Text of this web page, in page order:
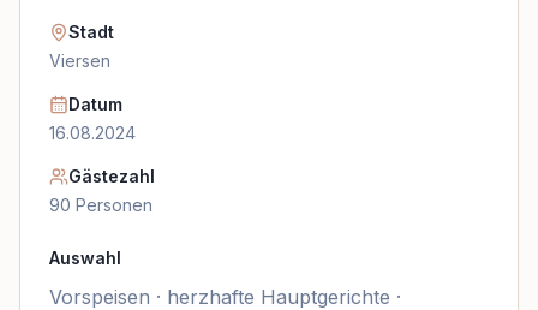
Stadt
Viersen
Datum
16.08.2024
Gästezahl
90 Personen
Auswahl
Vorspeisen · herzhafte Hauptgerichte ·